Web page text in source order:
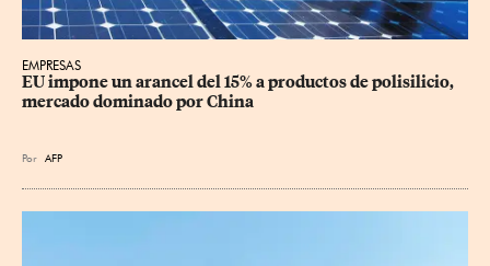
EMPRESAS
EU impone un arancel del 15% a productos de polisilicio,
mercado dominado por China
Por AFP